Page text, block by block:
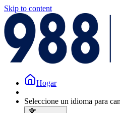
Skip to content
Hogar
Seleccione un idioma para